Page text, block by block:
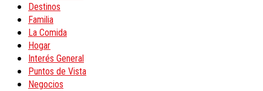
Destinos
Familia
La Comida
Hogar
Interés General
Puntos de Vista
Negocios